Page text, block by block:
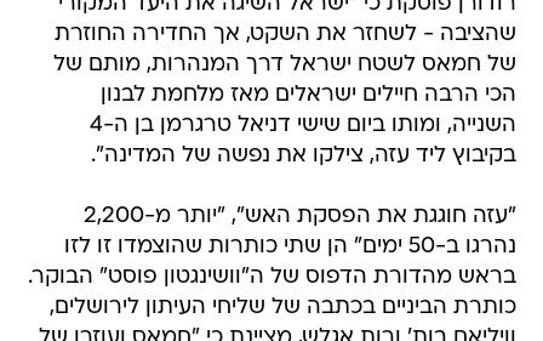
שהציבה - לשחזר את השקט, אך החדירה החוזרת
של חמאס לשטח ישראל דרך המנהרות, מותם של
הכי הרבה חיילים ישראלים מאז מלחמת לבנון
השנייה, ומותו ביום שישי דניאל טרגרמן בן ה-4
בקיבוץ ליד עזה, צילקו את נפשה של המדינה".
"עזה חוגגת את הפסקת האש", "יותר מ-2,200
נהרגו ב-50 ימים" הן שתי כותרות שהוצמדו זו לזו
בראש מהדורת הדפוס של ה"וושינגטון פוסט" הבוקר.
כותרת הביניים בכתבה של שליחי העיתון לירושלים,